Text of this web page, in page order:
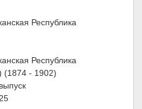
Республика
Республика
(1874 - 1902)